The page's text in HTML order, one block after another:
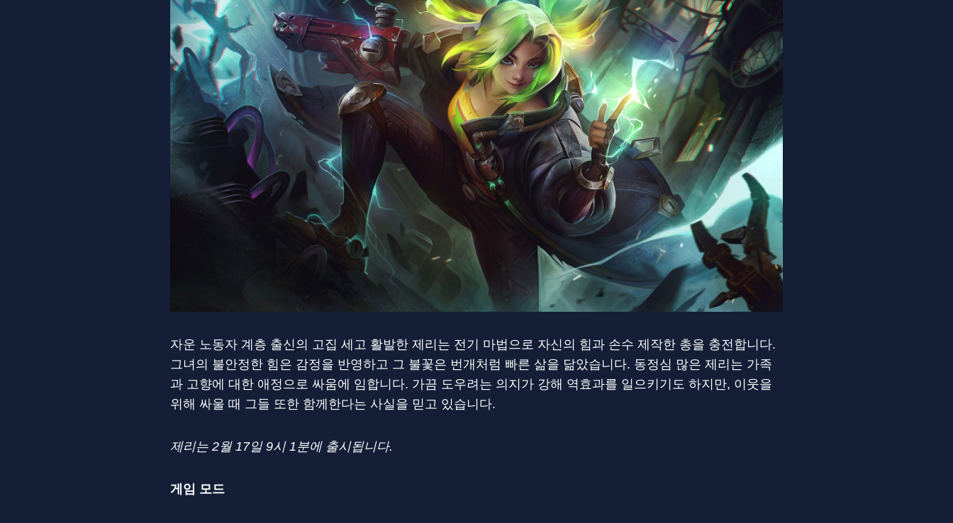
자운 노동자 계층 출신의 고집 세고 활발한 제리는 전기 마법으로 자신의 힘과 손수 제작한 총을 충전합니다.
그녀의 불안정한 힘은 감정을 반영하고 그 불꽃은 번개처럼 빠른 삶을 닮았습니다. 동정심 많은 제리는 가족
과 고향에 대한 애정으로 싸움에 임합니다. 가끔 도우려는 의지가 강해 역효과를 일으키기도 하지만, 이웃을
위해 싸울 때 그들 또한 함께한다는 사실을 믿고 있습니다.
제리는 2월 17일 9시 1분에 출시됩니다.
게임 모드